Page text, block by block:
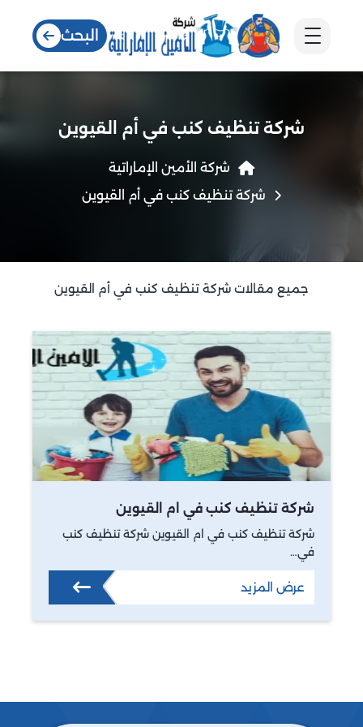
البحث
شركة تنظيف كنب في أم القيوين
شركة الأمين الإماراتية
شركة تنظيف كنب في أم القيوين
جميع مقالات شركة تنظيف كنب في أم القيوين
شركة تنظيف كنب في ام القيوين
شركة تنظيف كنب في ام القيوين شركة تنظيف كنب
في…
عرض المزيد